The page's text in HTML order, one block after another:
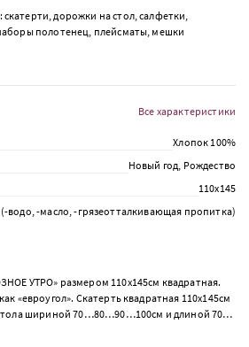
дорожки на стол, салфетки,
полотенец, плейсматы, мешки
Хлопок 100%
Новый год, Рождество
110х145
водо, -масло, -грязеотталкивающая пропитка)
Все характеристики
УТРО» размером 110х145см квадратная.
«евроугол». Скатерть квадратная 110х145см
шириной 70…80…90…100см и длиной 70…